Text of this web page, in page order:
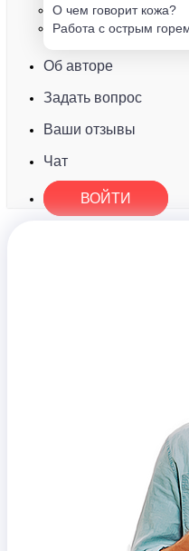
О чем говорит кожа?
Работа с острым
Об авторе
Задать вопрос
Ваши отзывы
Чат
ВОЙТИ